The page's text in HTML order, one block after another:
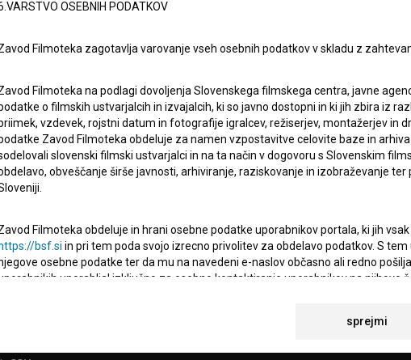
ISSN 2670-787X
POGOJI UPORABE
STATISTIKA
KONTAKT
POGOSTA
VPRAŠANJA
Sprejemam
zbiranje, hrambo
OSEBNIH PODATKOV
Filmoteka zagotavlja varovanje vseh osebnih podatkov v skladu z
Filmoteka na podlagi dovoljenja Slovenskega filmskega centra, javne
o filmskih ustvarjalcih in izvajalcih, ki so javno dostopni in ki jih zbira iz
vzdevek, rojstni datum in fotografije igralcev, režiserjev, montažerjev in
Zavod Filmoteka obdeluje za namen vzpostavitve celovite baze in
slovenski filmski ustvarjalci in na ta način v dogovoru s Slovenskim
obveščanje širše javnosti, arhiviranje, raziskovanje in izobraževanje
Filmoteka obdeluje in hrani osebne podatke uporabnikov portala, ki jih
https://bsf.si in pri tem poda svojo izrecno privolitev za obdelavo podatkov. S
osebne podatke ter da mu na navedeni e-naslov občasno ali redno
uporabljal izključno za osebno kontaktiranje uporabnikov na njihovo
čemer bodo statistični podatki oz. podatki analitike spletnih strani vselejsprejmi